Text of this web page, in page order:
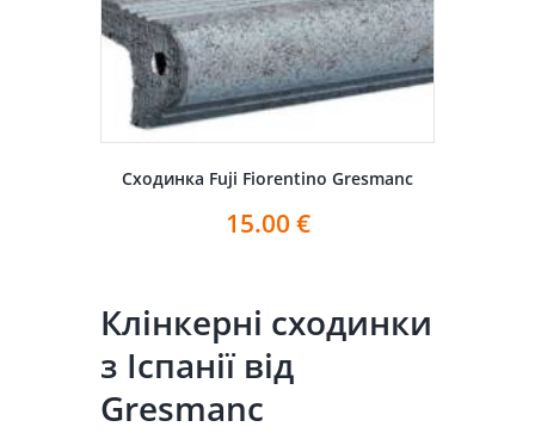
Сходинка Fuji Fiorentino Gresmanc
15.00 €
Клінкерні сходинки
з Іспанії від
Gresmanc